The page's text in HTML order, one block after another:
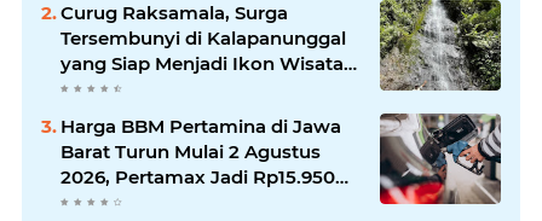
Curug Raksamala, Surga
Tersembunyi di Kalapanunggal
yang Siap Menjadi Ikon Wisata
Alam Baru Kabupaten
Harga BBM Pertamina di Jawa
Barat Turun Mulai 2 Agustus
2026, Pertamax Jadi Rp15.950
per Liter, Cek Daftar Harga